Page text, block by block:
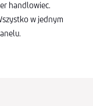
handlowiec.
w jednym